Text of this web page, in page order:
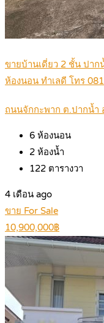
ขายบ้านเดี่ยว 2 ชั้น ปาก
ห้องนอน ทำเลดี โทร
ถนนจักกะพาก ต.ปากน้ำ
6 ห้องนอน
2 ห้องน้ำ
122 ตารางวา
4 เดือน ago
ขาย For Sale
10,900,000฿